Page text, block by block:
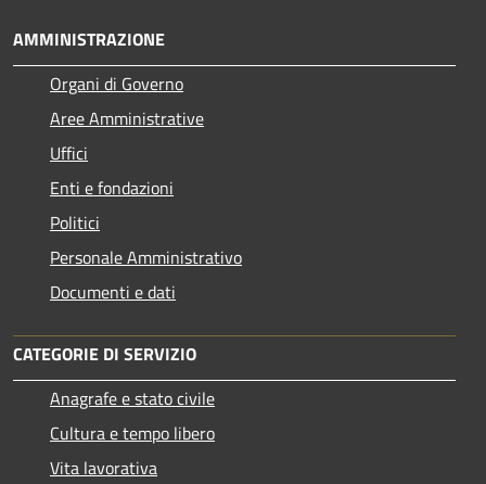
AMMINISTRAZIONE
Organi di Governo
Aree Amministrative
Uffici
Enti e fondazioni
Politici
Personale Amministrativo
Documenti e dati
CATEGORIE DI SERVIZIO
Anagrafe e stato civile
Cultura e tempo libero
Vita lavorativa